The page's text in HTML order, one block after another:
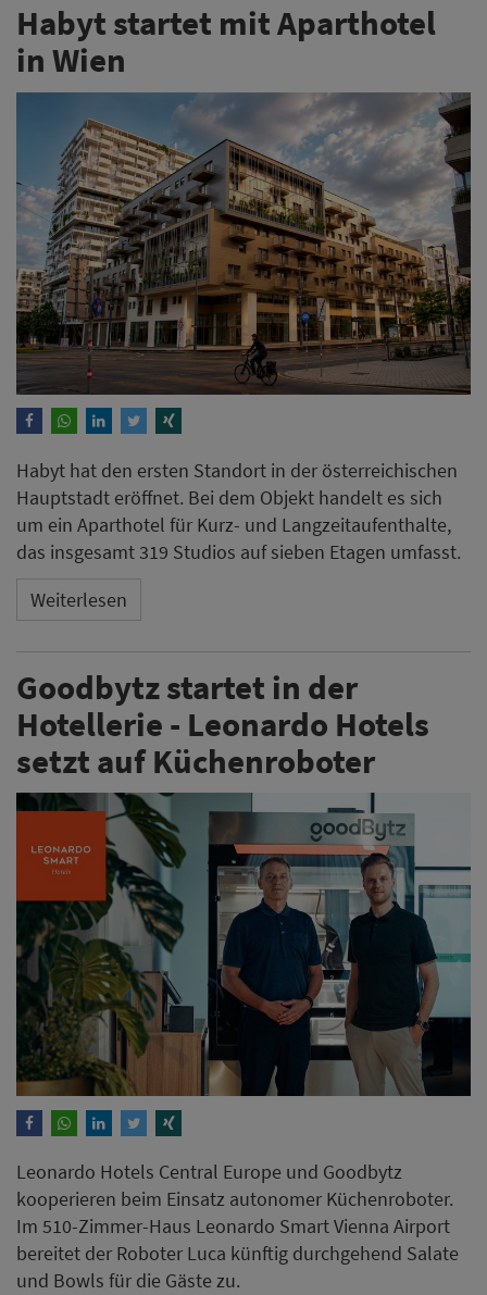
Habyt startet mit Aparthotel
in Wien
Habyt hat den ersten Standort in der österreichischen
Hauptstadt eröffnet. Bei dem Objekt handelt es sich
um ein Aparthotel für Kurz- und Langzeitaufenthalte,
das insgesamt 319 Studios auf sieben Etagen umfasst.
Weiterlesen
Goodbytz startet in der
Hotellerie - Leonardo Hotels
setzt auf Küchenroboter
Leonardo Hotels Central Europe und Goodbytz
kooperieren beim Einsatz autonomer Küchenroboter.
Im 510-Zimmer-Haus Leonardo Smart Vienna Airport
bereitet der Roboter Luca künftig durchgehend Salate
und Bowls für die Gäste zu.